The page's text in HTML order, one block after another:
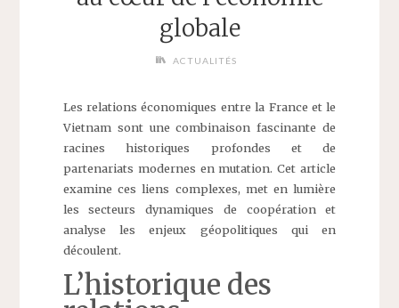
globale
ACTUALITÉS
Les relations économiques entre la France et le
Vietnam sont une combinaison fascinante de
racines historiques profondes et de
partenariats modernes en mutation. Cet article
examine ces liens complexes, met en lumière
les secteurs dynamiques de coopération et
analyse les enjeux géopolitiques qui en
découlent.
L’historique des